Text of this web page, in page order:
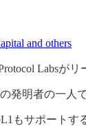
and others
Labsがリ
発明者の一人で
もサポートす